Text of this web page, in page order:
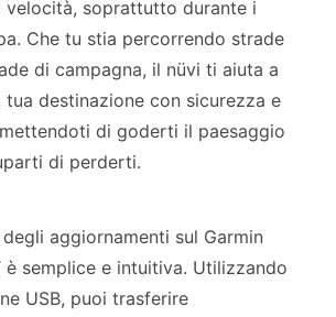
soprattutto durante i
Che tu stia percorrendo strade
di campagna, il nüvi ti aiuta a
tua destinazione con sicurezza e
di goderti il paesaggio
di perderti.
aggiornamenti sul Garmin
è semplice e intuitiva. Utilizzando
USB, puoi trasferire